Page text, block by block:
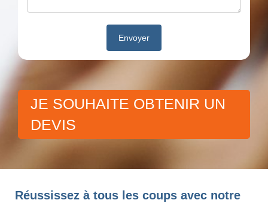
JE SOUHAITE OBTENIR UN
DEVIS
Réussissez à tous les coups avec notre